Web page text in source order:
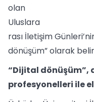
olan
Uluslara
rası İletişim
dönüşüm” olarak
“Dijital dönüşüm”,
profesyonelleri ile